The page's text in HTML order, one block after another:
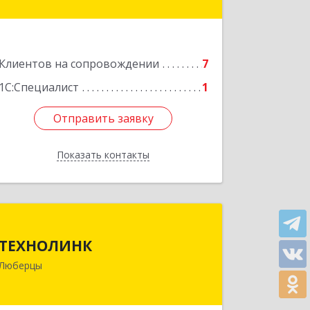
Клиентов на сопровождении
7
1С:Специалист
1
Отправить заявку
Показать контакты
Подробнее
Отправить заявку
Назад
ТЕХНОЛИНК